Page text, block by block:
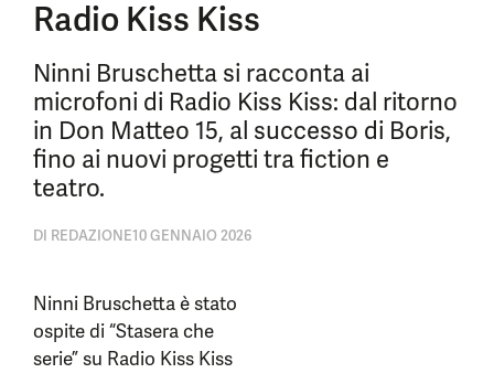
Radio Kiss Kiss
Ninni Bruschetta si racconta ai
microfoni di Radio Kiss Kiss: dal ritorno
in Don Matteo 15, al successo di Boris,
fino ai nuovi progetti tra fiction e
teatro.
DI REDAZIONE10 GENNAIO 2026
Ninni Bruschetta è stato
ospite di “Stasera che
serie” su Radio Kiss Kiss